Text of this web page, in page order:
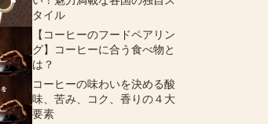
タイル
【コーヒーのフードペアリン
グ】コーヒーに合う食べ物と
は？
コーヒーの味わいを決める酸
味、苦み、コク、香りの４大
要素